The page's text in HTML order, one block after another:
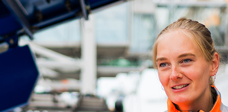
Center der HPA
aller Verkehrsmeldungen im Hafen am